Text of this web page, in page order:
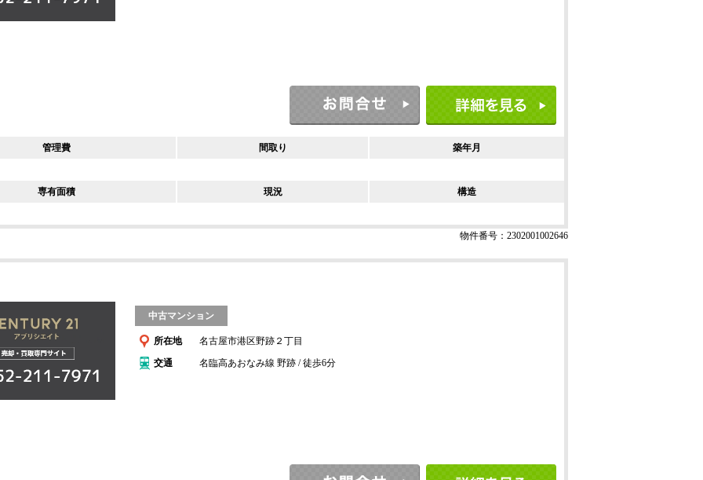
管理費 間取り 築年月
専有面積 現況 構造
物件番号：2302001002646
中古マンション
所在地
名古屋市港区野跡２丁目
交通
名臨高あおなみ線 野跡 / 徒歩6分